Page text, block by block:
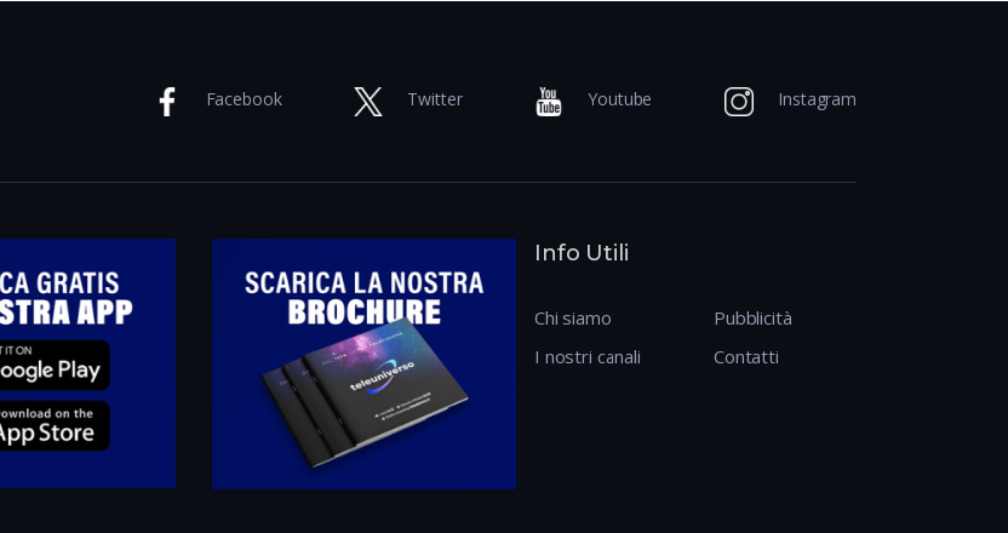
Facebook Twitter Youtube Instagram
Info Utili
Chi siamo
I nostri canali
Pubblicità
Contatti